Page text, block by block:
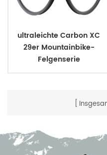
ultraleichte Carbon XC
29er Mountainbike-
Felgenserie